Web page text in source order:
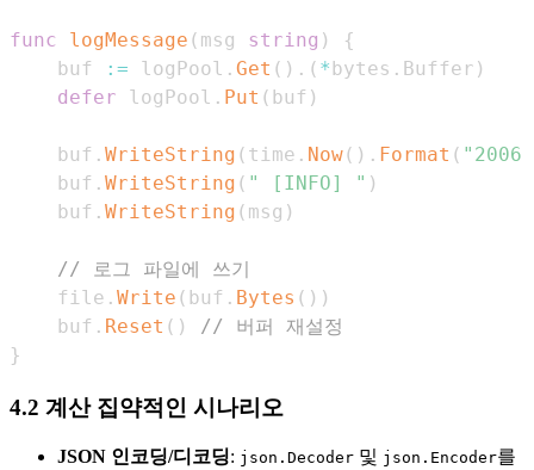
func logMessage ( msg string )
{
    buf
:= logPool . Get ( ) . ( *bytes . Buffer )
defer logPool . Put ( buf )
    buf
. WriteString ( time . Now( ) . Format (
    buf
. WriteString ( " [INFO] " )
    buf
. WriteString ( msg )
// 로그 파일에 쓰기
    file
. Write ( buf . Bytes ( ) )
    buf
. Reset ( )
// 버퍼 재설정
}
4.2 계산 집약적인 시나리오
JSON 인코딩/디코딩: json.Decoder 및 json.Encoder를